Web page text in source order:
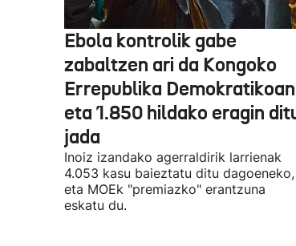
Ebola kontrolik gabe
zabaltzen ari da Kongoko
Errepublika Demokratikoan
eta 1.850 hildako eragin
jada
Inoiz izandako agerraldirik larrienak
4.053 kasu baieztatu ditu dagoeneko,
eta MOEk "premiazko" erantzuna
eskatu du.